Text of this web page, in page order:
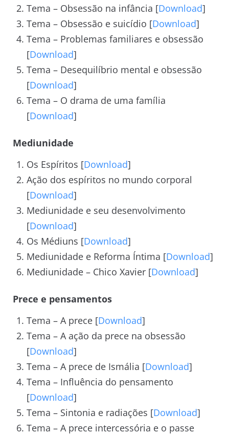
Tema – Obsessão na infância [Download]
Tema – Obsessão e suicídio [Download]
Tema – Problemas familiares e obsessão
[Download]
Tema – Desequilíbrio mental e obsessão
[Download]
Tema – O drama de uma família
[Download]
Mediunidade
Os Espíritos [Download]
Ação dos espíritos no mundo corporal
[Download]
Mediunidade e seu desenvolvimento
[Download]
Os Médiuns [Download]
Mediunidade e Reforma Íntima [Download]
Mediunidade – Chico Xavier [Download]
Prece e pensamentos
Tema – A prece [Download]
Tema – A ação da prece na obsessão
[Download]
Tema – A prece de Ismália [Download]
Tema – Influência do pensamento
[Download]
Tema – Sintonia e radiações [Download]
Tema – A prece intercessória e o passe